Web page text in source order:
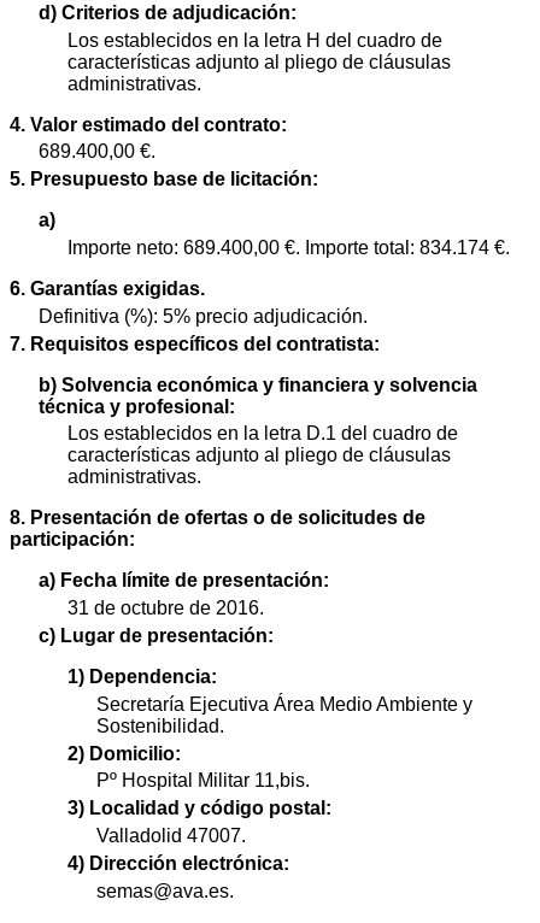
d) Criterios de adjudicación:
Los establecidos en la letra H del cuadro de
características adjunto al pliego de cláusulas
administrativas.
4. Valor estimado del contrato:
689.400,00 €.
5. Presupuesto base de licitación:
a)
Importe neto: 689.400,00 €. Importe total: 834.174 €.
6. Garantías exigidas.
Definitiva (%): 5% precio adjudicación.
7. Requisitos específicos del contratista:
b) Solvencia económica y financiera y solvencia
técnica y profesional:
Los establecidos en la letra D.1 del cuadro de
características adjunto al pliego de cláusulas
administrativas.
8. Presentación de ofertas o de solicitudes de
participación:
a) Fecha límite de presentación:
31 de octubre de 2016.
c) Lugar de presentación:
1) Dependencia:
Secretaría Ejecutiva Área Medio Ambiente y
Sostenibilidad.
2) Domicilio:
Pº Hospital Militar 11,bis.
3) Localidad y código postal:
Valladolid 47007.
4) Dirección electrónica:
semas@ava.es.